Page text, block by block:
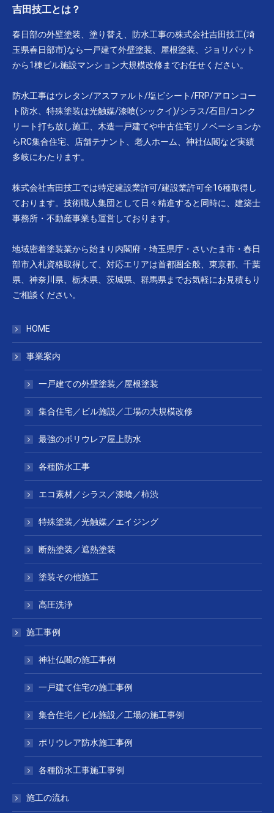
吉田技工とは？
春日部の外壁塗装、塗り替え、防水工事の株式会社吉田技工(埼
玉県春日部市)なら一戸建て外壁塗装、屋根塗装、ジョリパット
から1棟ビル施設マンション大規模改修までお任せください。
防水工事はウレタン/アスファルト/塩ビシート/FRP/アロンコー
ト防水、特殊塗装は光触媒/漆喰(シックイ)/シラス/石目/コンク
リート打ち放し施工、木造一戸建てや中古住宅リノベーションか
らRC集合住宅、店舗テナント、老人ホーム、神社仏閣など実績
多岐にわたります。
株式会社吉田技工では特定建設業許可/建設業許可全16種取得し
ております。技術職人集団として日々精進すると同時に、建築士
事務所・不動産事業も運営しております。
地域密着塗装業から始まり内閣府・埼玉県庁・さいたま市・春日
部市入札資格取得して、対応エリアは首都圏全般、東京都、千葉
県、神奈川県、栃木県、茨城県、群馬県までお気軽にお見積もり
ご相談ください。
HOME
事業案内
一戸建ての外壁塗装／屋根塗装
集合住宅／ビル施設／工場の大規模改修
最強のポリウレア屋上防水
各種防水工事
エコ素材／シラス／漆喰／柿渋
特殊塗装／光触媒／エイジング
断熱塗装／遮熱塗装
塗装その他施工
高圧洗浄
施工事例
神社仏閣の施工事例
一戸建て住宅の施工事例
集合住宅／ビル施設／工場の施工事例
ポリウレア防水施工事例
各種防水工事施工事例
施工の流れ